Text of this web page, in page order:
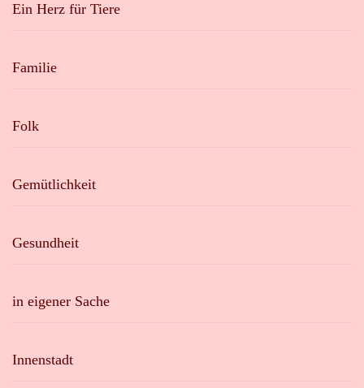
Ein Herz für Tiere
Familie
Folk
Gemütlichkeit
Gesundheit
in eigener Sache
Innenstadt